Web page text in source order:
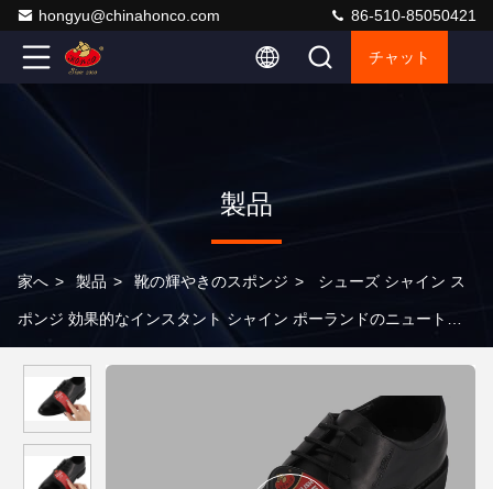
hongyu@chinahonco.com 86-510-85050421
チャット
製品
家へ > 製品 > 靴の輝やきのスポンジ > シューズ シャイン ス
ポンジ 効果的なインスタント シャイン ポーランドのニュートラ